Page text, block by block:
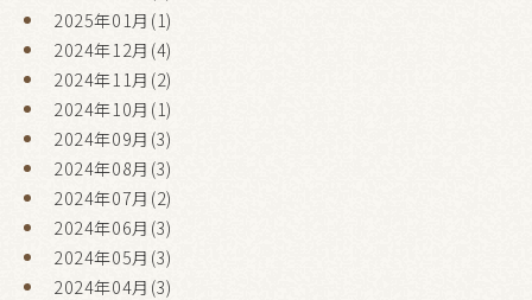
2025年01月(1)
2024年12月(4)
2024年11月(2)
2024年10月(1)
2024年09月(3)
2024年08月(3)
2024年07月(2)
2024年06月(3)
2024年05月(3)
2024年04月(3)